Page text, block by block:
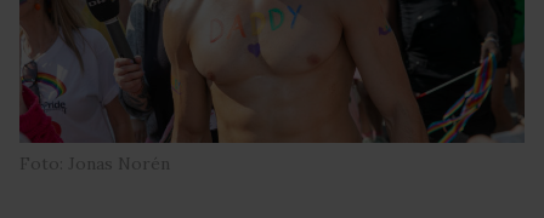
Foto: Jonas Norén